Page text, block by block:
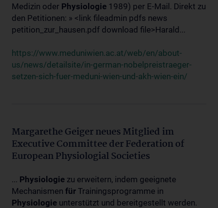
Medizin oder Physiologie 1989) per E-Mail. Direkt zu
den Petitionen: » <link fileadmin pdfs news
petition_zur_hausen.pdf download file>Harald...
https://www.meduniwien.ac.at/web/en/about-
us/news/detailsite/in-german-nobelpreistraeger-
setzen-sich-fuer-meduni-wien-und-akh-wien-ein/
Margarethe Geiger neues Mitglied im
Executive Committee der Federation of
European Physiologial Societies
... Physiologie zu erweitern, indem geeignete
Mechanismen für Trainingsprogramme in
Physiologie unterstützt und bereitgestellt werden.